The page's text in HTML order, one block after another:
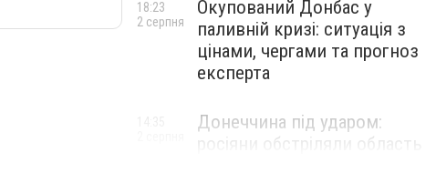
Окупований Донбас у
паливній кризі: ситуація з
цінами, чергами та прогноз
експерта
18:23
2 серпня
Донеччина під ударом:
росіяни обстріляли область